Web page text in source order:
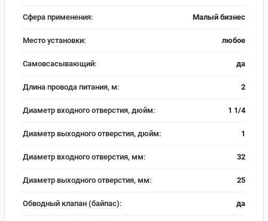
Сфера применения: Малый бизнес
Место установки: любое
Самовсасывающий: да
Длина провода питания, м: 2
Диаметр входного отверстия, дюйм: 1 1/4
Диаметр выходного отверстия, дюйм: 1
Диаметр входного отверстия, мм: 32
Диаметр выходного отверстия, мм: 25
Обводный клапан (байпас): да